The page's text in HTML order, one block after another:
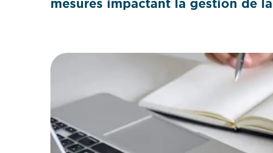
mesures impactant la gestion de